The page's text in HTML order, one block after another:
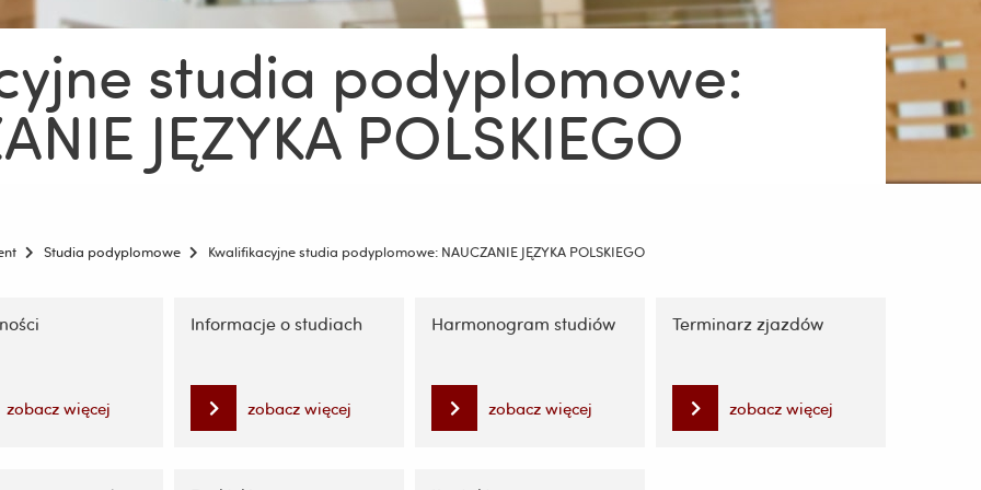
studia podyplomowe:
JĘZYKA POLSKIEGO
Studia podyplomowe Kwalifikacyjne studia podyplomowe: NAUCZANIE JĘZYKA POLSKIEGO
zobacz więcej
Informacje o studiach
zobacz więcej
Harmonogram studiów
zobacz więcej
Terminarz zjazdów
zobacz więcej